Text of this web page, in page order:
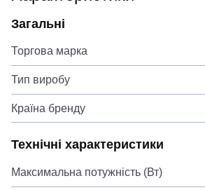
Загальні
Торгова марка
Тип виробу
Країна бренду
Технічні характеристики
Максимальна потужність (Вт)